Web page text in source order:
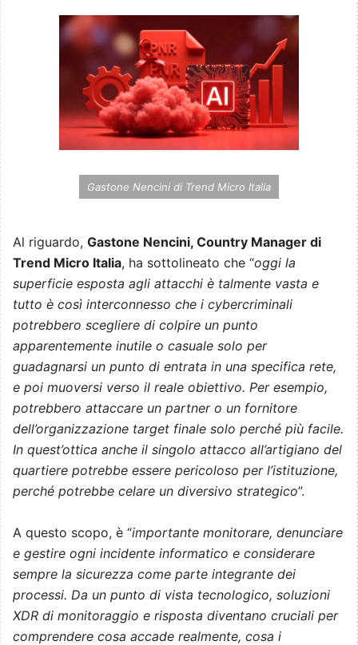
Gastone Nencini di Trend Micro Italia
Al riguardo, Gastone Nencini, Country Manager di
Trend Micro Italia, ha sottolineato che “oggi la
superficie esposta agli attacchi è talmente vasta e
tutto è così interconnesso che i cybercriminali
potrebbero scegliere di colpire un punto
apparentemente inutile o casuale solo per
guadagnarsi un punto di entrata in una specifica rete,
e poi muoversi verso il reale obiettivo. Per esempio,
potrebbero attaccare un partner o un fornitore
dell’organizzazione target finale solo perché più facile.
In quest’ottica anche il singolo attacco all’artigiano del
quartiere potrebbe essere pericoloso per l’istituzione,
perché potrebbe celare un diversivo strategico”.
A questo scopo, è “importante monitorare, denunciare
e gestire ogni incidente informatico e considerare
sempre la sicurezza come parte integrante dei
processi. Da un punto di vista tecnologico, soluzioni
XDR di monitoraggio e risposta diventano cruciali per
comprendere cosa accade realmente, cosa i